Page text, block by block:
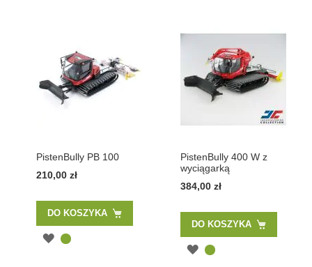
PistenBully PB 100
210,00 zł
DO KOSZYKA
PistenBully 400 W z
wyciągarką
384,00 zł
DO KOSZYKA